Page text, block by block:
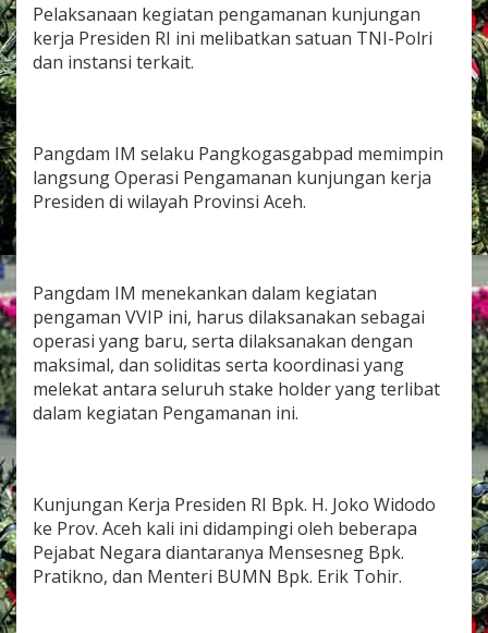
n
k
u
g
n
k
a
P
r
e
s
i
e
k
e
P
r
o
Pelaksanaan kegiatan pengamanan kunjungan
kerja Presiden RI ini melibatkan satuan TNI-Polri
dan instansi terkait.
Pangdam IM selaku Pangkogasgabpad memimpin
langsung Operasi Pengamanan kunjungan kerja
Presiden di wilayah Provinsi Aceh.
Pangdam IM menekankan dalam kegiatan
pengaman VVIP ini, harus dilaksanakan sebagai
operasi yang baru, serta dilaksanakan dengan
maksimal, dan soliditas serta koordinasi yang
melekat antara seluruh stake holder yang terlibat
dalam kegiatan Pengamanan ini.
Kunjungan Kerja Presiden RI Bpk. H. Joko Widodo
ke Prov. Aceh kali ini didampingi oleh beberapa
Pejabat Negara diantaranya Mensesneg Bpk.
Pratikno, dan Menteri BUMN Bpk. Erik Tohir.